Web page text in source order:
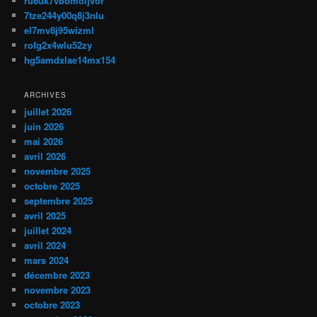
7tze244y00q8j3nlu
el7mv8j95wizml
rofg2x4wlu52zy
hg5amdxlae14mx154
ARCHIVES
juillet 2026
juin 2026
mai 2026
avril 2026
novembre 2025
octobre 2025
septembre 2025
avril 2025
juillet 2024
avril 2024
mars 2024
décembre 2023
novembre 2023
octobre 2023